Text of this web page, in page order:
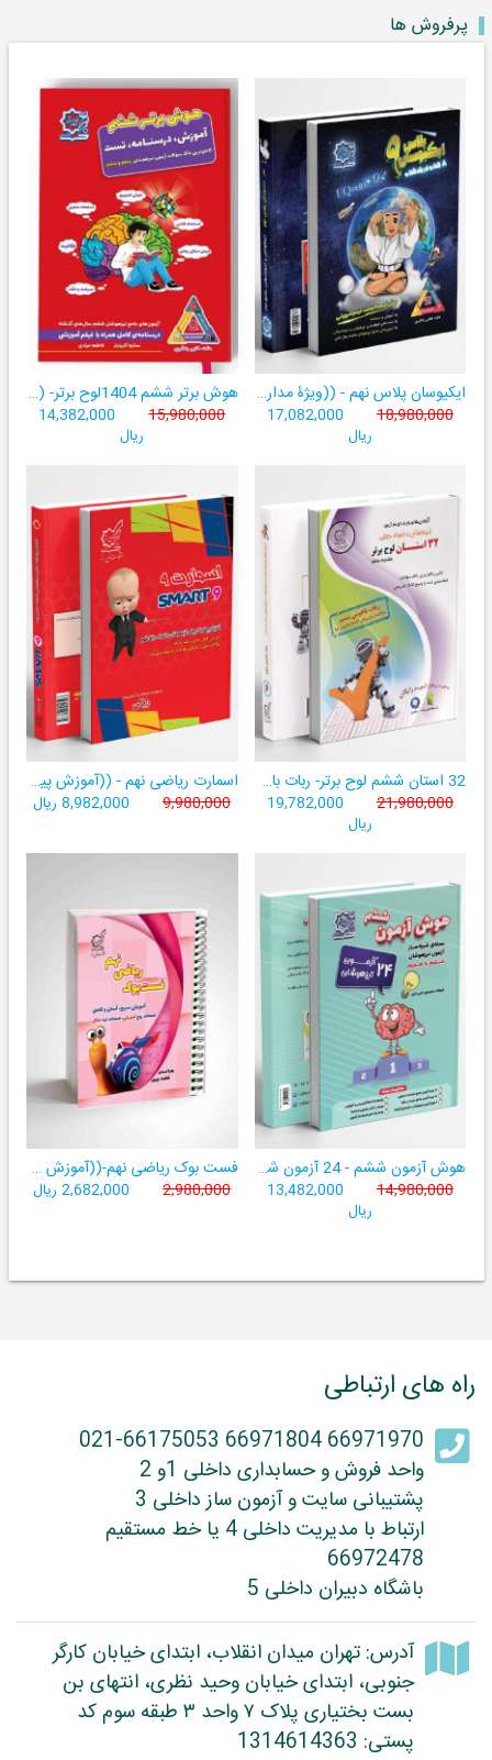
پرفروش ها
ایکیوسان پلاس نهم - ((ویژۀ مدارس نمونه دولتی، تیزهوشان و سمپاد+ فیلم‌های آموزشی+سامانۀ آزمون‌ساز رایگان))
18,980,000
17,082,000
ریال
هوش برتر ششم 1404لوح برتر- ((ویژۀ آزمون تیزهوشان پایۀ ششم+ فیلم آموزشی + سامانۀ آزمون‌ساز رایگان))
15,980,000
14,382,000
ریال
32 استان ششم لوح برتر- ربات باهوش ششم ((به همراه سامانۀ آزمون‌ساز رایگان))
21,980,000
19,782,000
ریال
اسمارت ریاضی نهم - ((آموزش پیشرفتۀ ریاضی تیزهوشان و نمونه‌دولتی نهم+ سامانۀ آزمون‌ساز آنلاین))
9,980,000 8,982,000 ریال
هوش آزمون ششم - 24 آزمون شبیه ساز تیزهوشان
14,980,000
13,482,000
ریال
فست بوک ریاضی نهم-((آموزش سریع، آسان و کامل ریاضی پایۀ نهم))
2,980,000 2,682,000 ریال
راه های ارتباطی
66971970 66971804 021-66175053
واحد فروش و حسابداری داخلی 1و 2
پشتیبانی سایت و آزمون ساز داخلی 3
ارتباط با مدیریت داخلی 4 یا خط مستقیم
66972478
باشگاه دبیران داخلی 5
آدرس: تهران میدان انقلاب، ابتدای خیابان کارگر
جنوبی، ابتدای خیابان وحید نظری، انتهای بن
بست بختیاری پلاک ۷ واحد ۳ طبقه سوم کد
پستی: 1314614363